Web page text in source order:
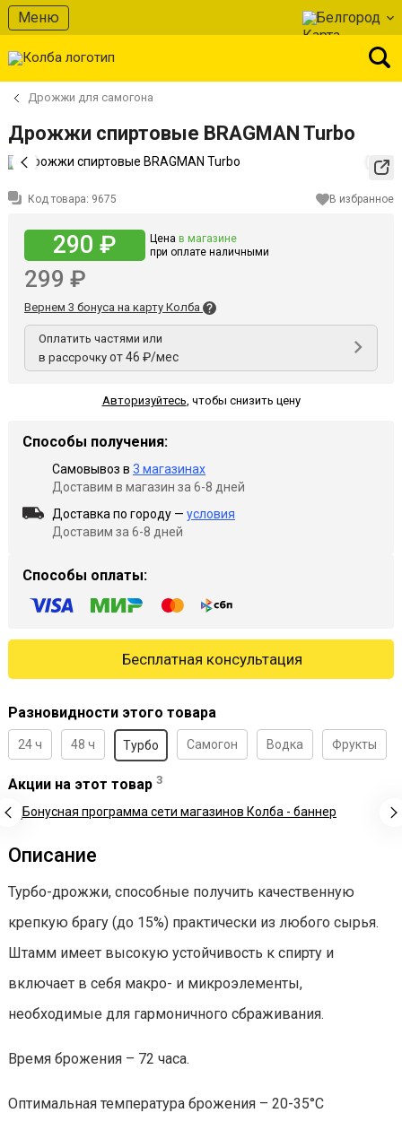
Меню Белгород
Дрожжи для самогона
Дрожжи спиртовые BRAGMAN Turbo
Код товара: 9675 В избранное
290 ₽ Цена в магазине
при оплате наличными
299 ₽
Вернем 3 бонуса на карту Колба
Оплатить частями или
в рассрочку от 46 ₽/мес
Авторизуйтесь, чтобы снизить цену
Способы получения:
Самовывоз в 3 магазинах
Доставим в магазин за 6-8 дней
Доставка по городу — условия
Доставим за 6-8 дней
Способы оплаты:
Бесплатная консультация
Разновидности этого товара
24 ч 48 ч Турбо Самогон Водка Фрукты
Акции на этот товар 3
Описание
Турбо-дрожжи, способные получить качественную
крепкую брагу (до 15%) практически из любого сырья.
Штамм имеет высокую устойчивость к спирту и
включает в себя макро- и микроэлементы,
необходимые для гармоничного сбраживания.
Время брожения – 72 часа.
Оптимальная температура брожения – 20-35°С